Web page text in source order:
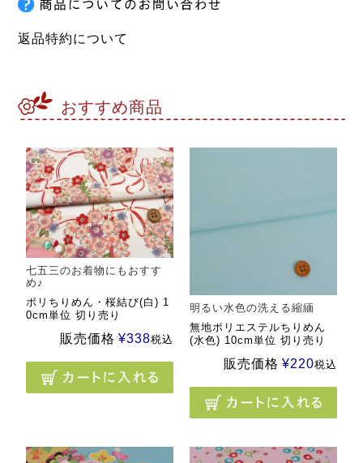
返品特約について
おすすめ商品
七五三のお着物にもおすす
め♪
ポリちりめん・桜結び(白) 1
0cm単位 切り売り
販売価格 ¥338税込
明るい水色の洗える縮緬
無地ポリエステルちりめん
(水色) 10cm単位 切り売り
販売価格 ¥220税込